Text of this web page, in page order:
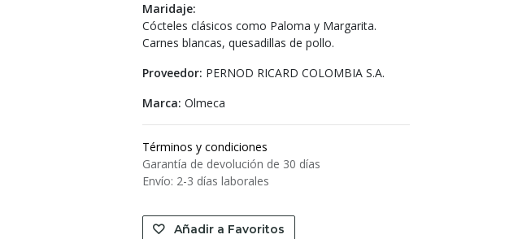
Maridaje:
Cócteles clásicos como Paloma y Margarita.
Carnes blancas, quesadillas de pollo.
Proveedor: PERNOD RICARD COLOMBIA S.A.
Marca: Olmeca
Términos y condiciones
Garantía de devolución de 30 días
Envío: 2-3 días laborales
Añadir a Favoritos